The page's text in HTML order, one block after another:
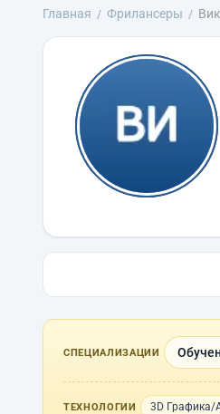
Главная Фрилансеры
СПЕЦИАЛИЗАЦИИ
ТЕХНОЛОГИИ 3D Графика/